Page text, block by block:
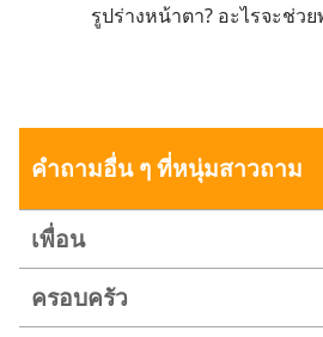
รูปร่างหน้าตา? อะไรจะช่วย
คำถามอื่น ๆ ที่หนุ่มสาวถาม
เพื่อน
ครอบครัว